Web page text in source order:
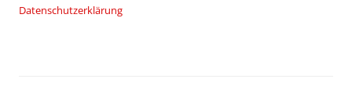
Datenschutzerklärung